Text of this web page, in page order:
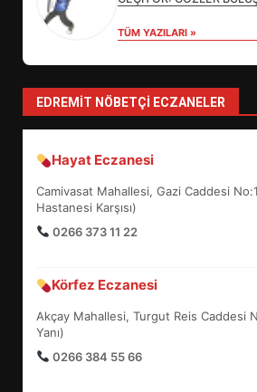
TÜM YAZILARI »
EDREMIT NÖBETÇI ECZANELER
Hayat Eczanesi
Camivasat Mahallesi, Gazi Caddesi
Hastanesi Karşısı)
0266 373 11 22
Körfez Eczanesi
Akçay Mahallesi, Turgut Reis Caddesi
Yanı)
0266 384 55 66
4
5
BALIKESİR
UZATILDI: NE
6
TURNUVASI